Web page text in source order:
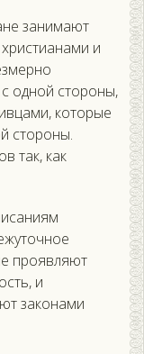
занимают
и
одной стороны,
которые
стороны.
так, как
проявляют
и
законами